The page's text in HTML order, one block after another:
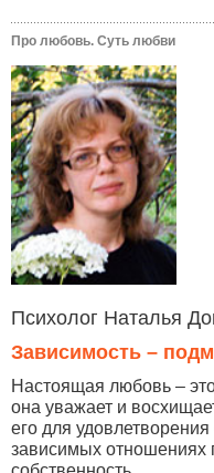
Про любовь. Суть любви
Психолог Наталья
Зависимость –
Настоящая любовь –
она уважает и
его для
зависимых отношениях